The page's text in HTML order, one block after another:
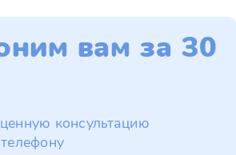
вам за 30
консультацию